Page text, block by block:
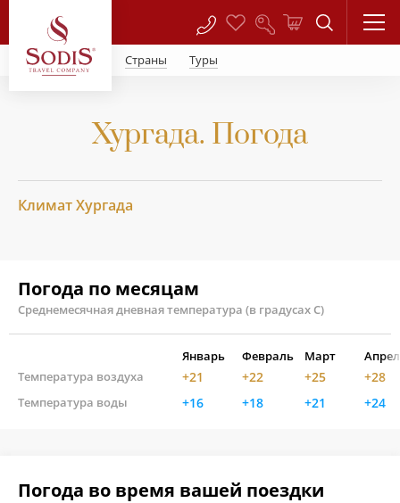
Страны Туры
Хургада. Погода
Климат Хургада
Погода по месяцам
Среднемесячная дневная температура (в градусах С)
Январь Февраль Март
Температура воздуха
+21 +22 +25 +28
Температура воды +16 +18 +21 +24
Погода во время вашей поездки